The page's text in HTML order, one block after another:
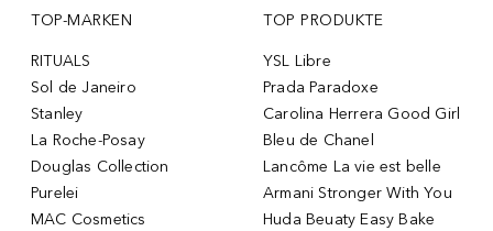
TOP-MARKEN
RITUALS
Sol de Janeiro
Stanley
La Roche-Posay
Douglas Collection
Purelei
MAC Cosmetics
TOP PRODUKTE
YSL Libre
Prada Paradoxe
Carolina Herrera Good Girl
Bleu de Chanel
Lancôme La vie est belle
Armani Stronger With You
Huda Beuaty Easy Bake